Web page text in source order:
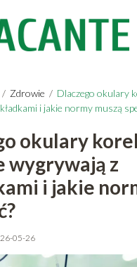
/ Zdrowie / Dlaczego okulary
i jakie normy muszą
okulary
wygrywają z
i jakie
05-26